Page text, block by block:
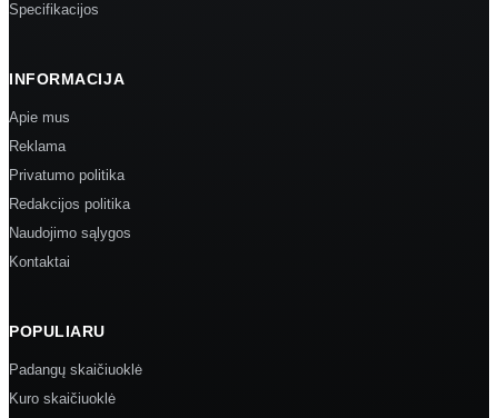
Specifikacijos
INFORMACIJA
Apie mus
Reklama
Privatumo politika
Redakcijos politika
Naudojimo sąlygos
Kontaktai
POPULIARU
Padangų skaičiuoklė
Kuro skaičiuoklė